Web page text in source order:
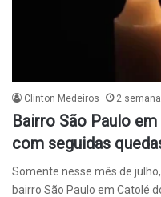
Clinton Medeiros 2
Bairro São Paulo
com seguidas
Somente nesse mês de
bairro São Paulo em Catolé